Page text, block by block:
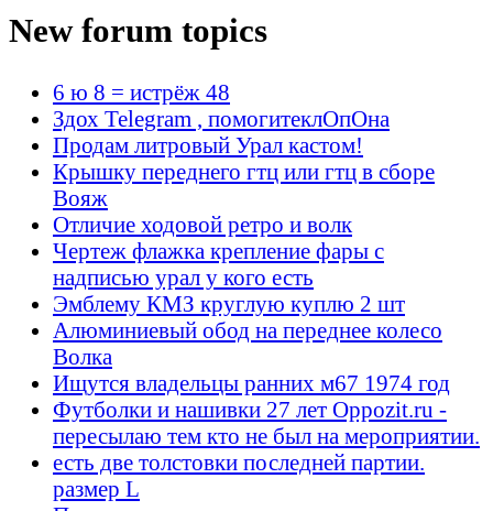
New forum topics
6 ю 8 = истрёж 48
Здох Telegram , помогитеклОпОна
Продам литровый Урал кастом!
Крышку переднего гтц или гтц в сборе
Вояж
Отличие ходовой ретро и волк
Чертеж флажка крепление фары с
надписью урал у кого есть
Эмблему КМЗ круглую куплю 2 шт
Алюминиевый обод на переднее колесо
Волка
Ищутся владельцы ранних м67 1974 год
Футболки и нашивки 27 лет Oppozit.ru -
пересылаю тем кто не был на мероприятии.
есть две толстовки последней партии.
размер L